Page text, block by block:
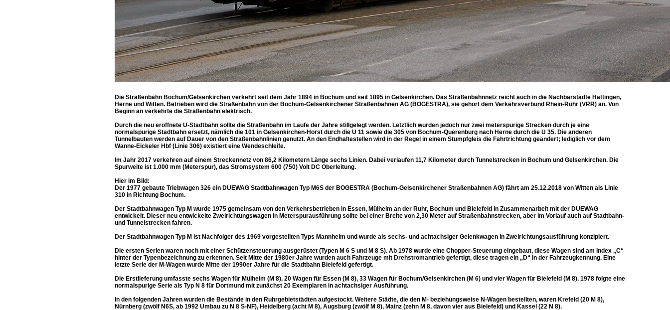
Die Straßenbahn Bochum/Gelsenkirchen verkehrt seit dem Jahr 1894 in Bochum und seit 1895 in Gelsenkirchen. Das Straßenbahnnetz reicht auch in die Nachbarstädte Hattingen,
Herne und Witten. Betrieben wird die Straßenbahn von der Bochum-Gelsenkirchener Straßenbahnen AG (BOGESTRA), sie gehört dem Verkehrsverbund Rhein-Ruhr (VRR) an. Von
Beginn an verkehrte die Straßenbahn elektrisch.
Durch die neu eröffnete U-Stadtbahn sollte die Straßenbahn im Laufe der Jahre stillgelegt werden. Letztlich wurden jedoch nur zwei meterspurige Strecken durch je eine
normalspurige Stadtbahn ersetzt, nämlich die 101 in Gelsenkirchen-Horst durch die U 11 sowie die 305 von Bochum-Querenburg nach Herne durch die U 35. Die anderen
Tunnelbauten werden auf Dauer von den Straßenbahnlinien genutzt. An den Endhaltestellen wird in der Regel in einem Stumpfgleis die Fahrtrichtung geändert; lediglich vor dem
Wanne-Eickeler Hbf (Linie 306) existiert eine Wendeschleife.
Im Jahr 2017 verkehren auf einem Streckennetz von 86,2 Kilometern Länge sechs Linien. Dabei verlaufen 11,7 Kilometer durch Tunnelstrecken in Bochum und Gelsenkirchen. Die
Spurweite ist 1.000 mm (Meterspur), das Stromsystem 600 (750) Volt DC Oberleitung.
Hier im Bild:
Der 1977 gebaute Triebwagen 326 ein DUEWAG Stadtbahnwagen Typ M6S der BOGESTRA (Bochum-Gelsenkirchener Straßenbahnen AG) fährt am 25.12.2018 von Witten als Linie
310 in Richtung Bochum.
Der Stadtbahnwagen Typ M wurde 1975 gemeinsam von den Verkehrsbetrieben in Essen, Mülheim an der Ruhr, Bochum und Bielefeld in Zusammenarbeit mit der DUEWAG
entwickelt. Dieser neu entwickelte Zweirichtungswagen in Meterspurausführung sollte bei einer Breite von 2,30 Meter auf Straßenbahnstrecken, aber im Vorlauf auch auf Stadtbahn-
und Tunnelstrecken fahren.
Der Stadtbahnwagen Typ M ist Nachfolger des 1969 vorgestellten Typs Mannheim und wurde als sechs- und achtachsiger Gelenkwagen in Zweirichtungsausführung konzipiert.
Die ersten Serien waren noch mit einer Schützensteuerung ausgerüstet (Typen M 6 S und M 8 S). Ab 1978 wurde eine Chopper-Steuerung eingebaut, diese Wagen sind am Index „C“
hinter der Typenbezeichnung zu erkennen. Seit Mitte der 1980er Jahre wurden auch Fahrzeuge mit Drehstromantrieb gefertigt, diese tragen ein „D“ in der Fahrzeugkennung. Eine
letzte Serie der M-Wagen wurde Mitte der 1990er Jahre für die Stadtbahn Bielefeld gefertigt.
Die Erstlieferung umfasste sechs Wagen für Mülheim (M 8), 20 Wagen für Essen (M 8), 33 Wagen für Bochum/Gelsenkirchen (M 6) und vier Wagen für Bielefeld (M 8). 1978 folgte eine
normalspurige Serie als Typ N 8 für Dortmund mit zunächst 20 Exemplaren in achtachsiger Ausführung.
In den folgenden Jahren wurden die Bestände in den Ruhrgebietstädten aufgestockt. Weitere Städte, die den M- beziehungsweise N-Wagen bestellten, waren Krefeld (20 M 8),
Nürnberg (zwölf N6S, ab 1992 Umbau zu N 8 S-NF), Heidelberg (acht M 8), Augsburg (zwölf M 8), Mainz (zehn M 8, davon vier aus Bielefeld) und Kassel (22 N 8).